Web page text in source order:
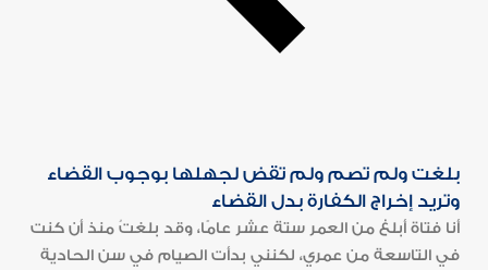
بلغت ولم تصم ولم تقض لجهلها بوجوب القضاء
وتريد إخراج الكفارة بدل القضاء
أنا فتاة أبلغ من العمر ستة عشر عامًا، وقد بلغتُ منذ أن كنت
في التاسعة من عمري، لكنني بدأت الصيام في سن الحادية